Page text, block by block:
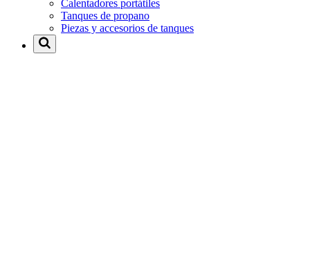
Calentadores portátiles
Tanques de propano
Piezas y accesorios de tanques